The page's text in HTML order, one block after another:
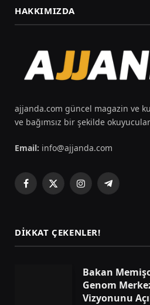
HAKKIMIZDA
ajjanda.com güncel magazin ve
ve bağımsız bir şekilde
Email: info@ajjanda.com
Facebook
X
InstagramTelegram
DIKKAT ÇEKENLER!
Bakan
Genom
Vizyonunu